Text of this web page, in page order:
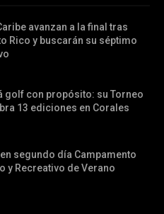
avanzan a la final tras
Rico y buscarán su séptimo
golf con propósito: su Torneo
13 ediciones en Corales
segundo día Campamento
y Recreativo de Verano